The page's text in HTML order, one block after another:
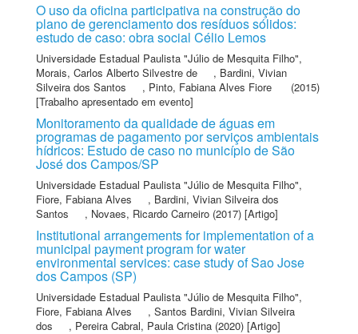
O uso da oficina participativa na construção do
plano de gerenciamento dos resíduos sólidos:
estudo de caso: obra social Célio Lemos
Universidade Estadual Paulista "Júlio de Mesquita Filho",
Morais, Carlos Alberto Silvestre de
, Bardini, Vivian
Silveira dos Santos
, Pinto, Fabiana Alves Fiore
(2015)
[Trabalho apresentado em evento]
Monitoramento da qualidade de águas em
programas de pagamento por serviços ambientais
hídricos: Estudo de caso no município de São
José dos Campos/SP
Universidade Estadual Paulista "Júlio de Mesquita Filho",
Fiore, Fabiana Alves
, Bardini, Vivian Silveira dos
Santos
, Novaes, Ricardo Carneiro (2017) [Artigo]
Institutional arrangements for implementation of a
municipal payment program for water
environmental services: case study of Sao Jose
dos Campos (SP)
Universidade Estadual Paulista "Júlio de Mesquita Filho",
Fiore, Fabiana Alves
, Santos Bardini, Vivian Silveira
dos
, Pereira Cabral, Paula Cristina (2020) [Artigo]